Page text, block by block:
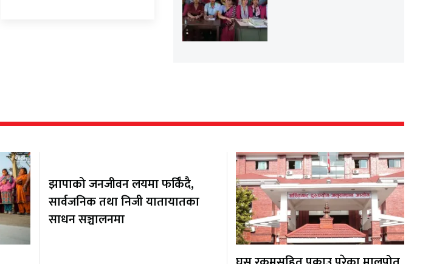
झापाको जनजीवन लयमा फर्किँदै,
सार्वजनिक तथा निजी यातायातका
साधन सञ्चालनमा